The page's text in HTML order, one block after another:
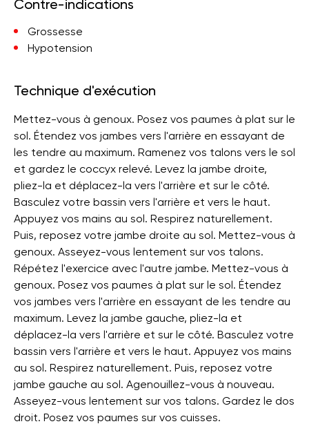
Contre-indications
Grossesse
Hypotension
Technique d'exécution
Mettez-vous à genoux. Posez vos paumes à plat sur le
sol. Étendez vos jambes vers l'arrière en essayant de
les tendre au maximum. Ramenez vos talons vers le sol
et gardez le coccyx relevé. Levez la jambe droite,
pliez-la et déplacez-la vers l'arrière et sur le côté.
Basculez votre bassin vers l'arrière et vers le haut.
Appuyez vos mains au sol. Respirez naturellement.
Puis, reposez votre jambe droite au sol. Mettez-vous à
genoux. Asseyez-vous lentement sur vos talons.
Répétez l'exercice avec l'autre jambe. Mettez-vous à
genoux. Posez vos paumes à plat sur le sol. Étendez
vos jambes vers l'arrière en essayant de les tendre au
maximum. Levez la jambe gauche, pliez-la et
déplacez-la vers l'arrière et sur le côté. Basculez votre
bassin vers l'arrière et vers le haut. Appuyez vos mains
au sol. Respirez naturellement. Puis, reposez votre
jambe gauche au sol. Agenouillez-vous à nouveau.
Asseyez-vous lentement sur vos talons. Gardez le dos
droit. Posez vos paumes sur vos cuisses.